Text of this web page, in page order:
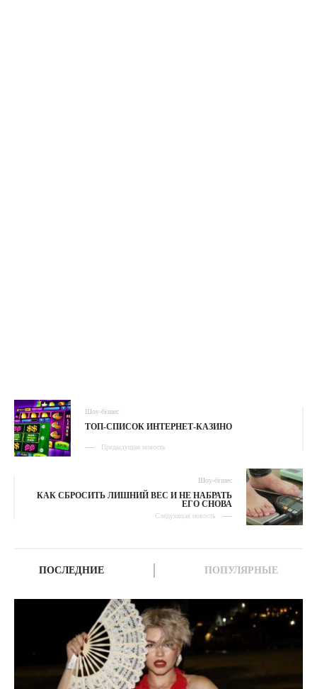
Шоу-бізнес
ТОП-СПИСОК ИНТЕРНЕТ-КАЗИНО
Предыдущая новость
Шоу-бізнес
КАК СБРОСИТЬ ЛИШНИЙ ВЕС И НЕ НАБРАТЬ
ЕГО СНОВА
Следующая новость
ПОСЛЕДНИЕ ПОПУЛЯРНЫЕ